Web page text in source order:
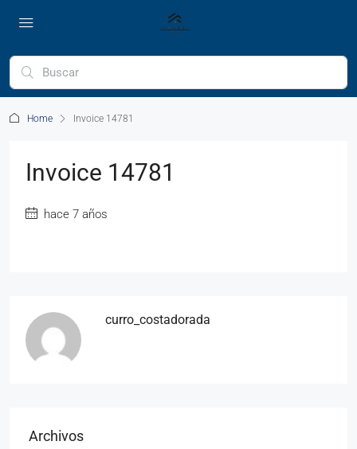
Home Invoice 14781
Invoice 14781
hace 7 años
curro_costadorada
Archivos